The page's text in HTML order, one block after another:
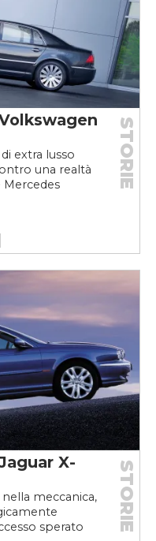
extra lusso
una realtà
Mercedes
STORIE
PHAETON
X-
meccanica,
sperato
STORIE